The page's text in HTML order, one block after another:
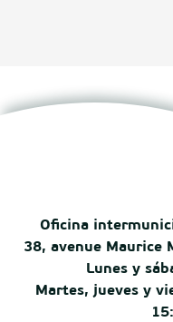
Oficina
38, avenue Maurice
Lunes y
Martes, jueves y